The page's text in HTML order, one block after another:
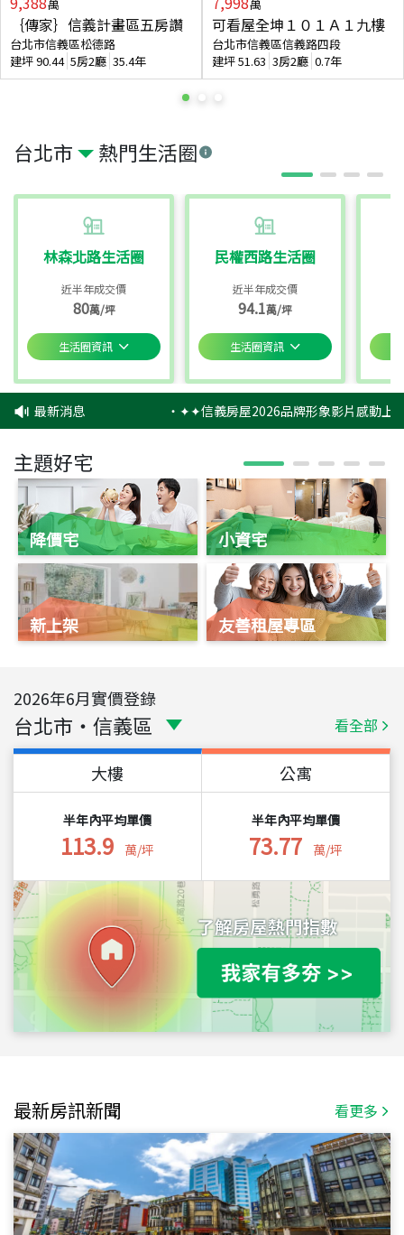
台北市 熱門生活圈
林森北路生活圈
近半年成交價
80萬/坪
生活圈資訊
民權西路生活圈
近半年成交價
94.1萬/坪
生活圈資訊
｛傳家｝信義計畫區五房讚
台北市信義區松德路
建坪90.44 5房2廳 35.4年
可看屋全坤１０１Ａ１九樓
台北市信義區信義路四段
建坪51.63 3房2廳 0.7年
最新消息 ‧✦✦信義房屋2026品牌形象影片感動上
主題好宅
降價宅
新上架
小資宅
友善租屋專區
2026年6月實價登錄
台北市 ・ 信義區 看全部
大樓
半年內平均單價
113.9 萬/坪
公寓
半年內平均單價
73.77 萬/坪
最新房訊新聞 看更多